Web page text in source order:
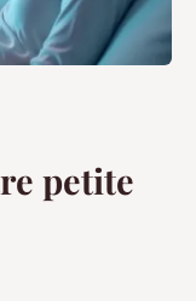
petite